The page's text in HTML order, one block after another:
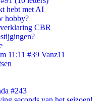
hebt met AI
hobby?
CBR
11:11 #39 Vanz11
#243